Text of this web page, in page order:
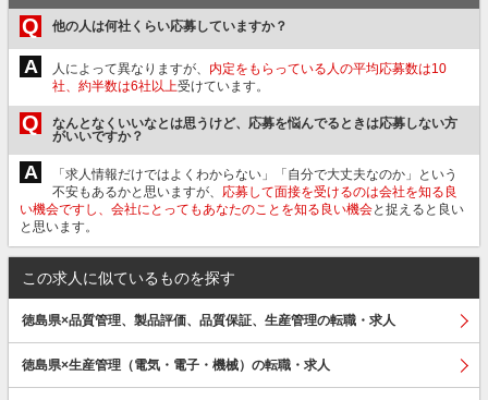
Q 他の人は何社くらい応募していますか？
A 人によって異なりますが、 内定をもらっている人の平均応募数は10
社、約半数は6社以上受けています。
Q
なんとなくいいなとは思うけど、応募を悩んでるときは応募しない方
がいいですか？
A
「求人情報だけではよくわからない」「自分で大丈夫なのか」という
不安もあるかと思いますが、 応募して面接を受けるのは会社を知る良
い機会ですし、会社にとってもあなたのことを知る良い機会と捉えると良い
と思います。
この求人に似ているものを探す
徳島県×品質管理、製品評価、品質保証、生産管理の転職・求人
徳島県×生産管理（電気・電子・機械）の転職・求人